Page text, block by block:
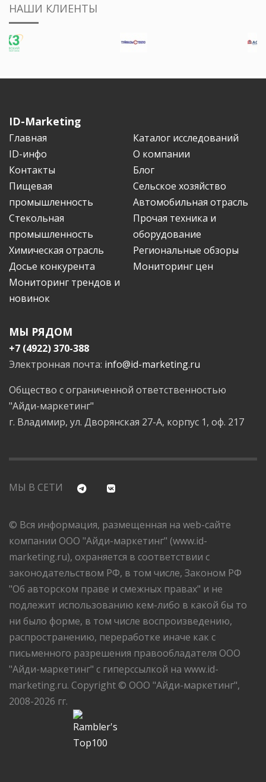
НАШИ КЛИЕНТЫ
ID-Marketing
Главная
Каталог исследований
ID-инфо
О компании
Контакты
Блог
Пищевая
промышленность
Сельское хозяйство
Автомобильная отрасль
Стекольная
промышленность
Прочая техника и
оборудование
Химическая отрасль
Региональные обзоры
Досье конкурента
Мониторинг цен
Мониторинг трендов и
новинок
МЫ РЯДОМ
+7 (4922) 370-388
Электронная почта: info@id-marketing.ru
Общество с ограниченной ответственностью
"Айди-маркетинг"
г. Владимир, ул. Дворянская 27-А, корпус 1, оф. 217
МЫ В СЕТИ
© Вся информация, размещенная на web-сайте
компании ООО "Айди-маркетинг" (www.id-
marketing.ru), охраняется в соответствии с
законодательством РФ, в том числе, Законом РФ
"Об авторском праве и смежных правах" и не
подлежит использованию кем-либо в какой бы то
ни было форме, в том числе воспроизведению,
распространению, переработке иначе как с
письменного разрешения правообладателя ООО
"Айди-маркетинг" с гиперссылкой на www.id-
marketing.ru. Copyright © ООО "Айди-маркетинг",
2008-2026 гг.